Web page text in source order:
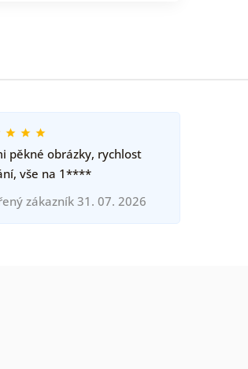
pěkné obrázky, rychlost
vše na 1****
zákazník 31. 07. 2026